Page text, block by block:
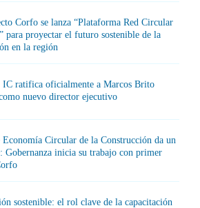
Corfo se lanza “Plataforma Red Circular
para proyectar el futuro sostenible de la
en la región
ratifica oficialmente a Marcos Brito
nuevo director ejecutivo
Economía Circular de la Construcción da un
Gobernanza inicia su trabajo con primer
sostenible: el rol clave de la capacitación